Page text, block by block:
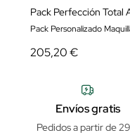
Pack Perfección Total
Pack Personalizado
205,20 €
Envíos gratis
Pedidos a partir de